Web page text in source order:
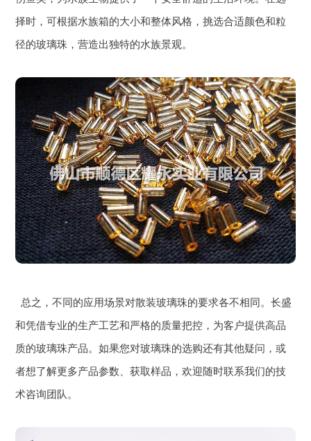
择时，可根据水族箱的大小和整体风格，挑选合适颜色和粒
径的玻璃珠，营造出独特的水族景观。
总之，不同的应用场景对散装玻璃珠的要求各不相同。长盛
和凭借专业的生产工艺和严格的质量把控，为客户提供高品
质的玻璃珠产品。如果您对玻璃珠的选购还有其他疑问，或
者想了解更多产品参数、获取样品，欢迎随时联系我们的技
术咨询团队。